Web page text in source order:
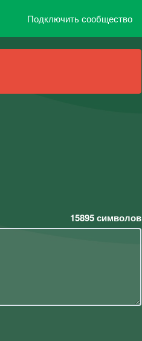
Подключить сообщество
15895символов